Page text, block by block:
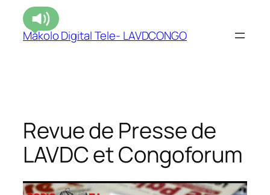
Makolo Digital Tele- LAVDCONGO
Revue de Presse de
LAVDC et Congoforum